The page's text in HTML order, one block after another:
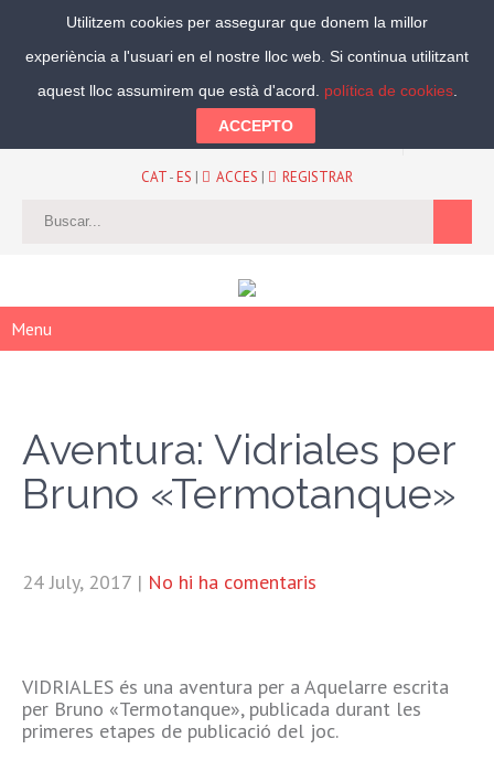
Segueix-nos:
CAT-ES | ACCES | REGISTRAR
Menu
Aventura: Vidriales per
Bruno «Termotanque»
24 July, 2017 | No hi ha comentaris
VIDRIALES és una aventura per a Aquelarre escrita
per Bruno «Termotanque», publicada durant les
primeres etapes de publicació del joc.
Utilitzem cookies per assegurar que donem la millor
experiència a l'usuari en el nostre lloc web. Si continua utilitzant
aquest lloc assumirem que està d'acord. política de cookies.
ACCEPTO